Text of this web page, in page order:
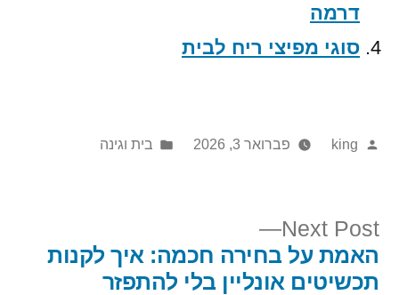
דרמה
סוגי מפיצי ריח לבית
Posted
king פברואר 3, 2026
Posted
בית וגינה
ניווט
Next Post
Next
post:
האמת על בחירה חכמה: איך לקנות
תכשיטים אונליין בלי להתפזר